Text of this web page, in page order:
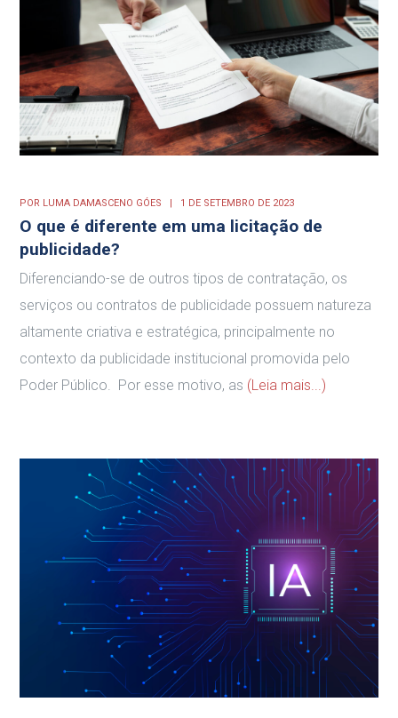
POR LUMA DAMASCENO GÓES 1 DE SETEMBRO DE 2023
O que é diferente em uma licitação de
publicidade?
Diferenciando-se de outros tipos de contratação, os
serviços ou contratos de publicidade possuem natureza
altamente criativa e estratégica, principalmente no
contexto da publicidade institucional promovida pelo
Poder Público. Por esse motivo, as (Leia mais...)